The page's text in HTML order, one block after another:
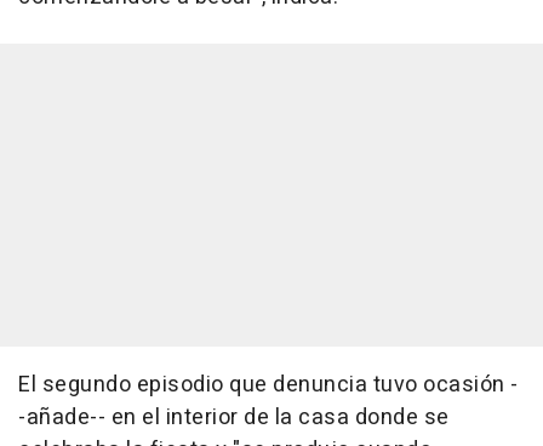
El segundo episodio que denuncia tuvo ocasión -
-añade-- en el interior de la casa donde se